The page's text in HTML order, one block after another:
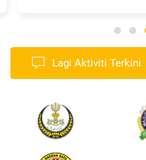
Lagi Aktiviti Terkini